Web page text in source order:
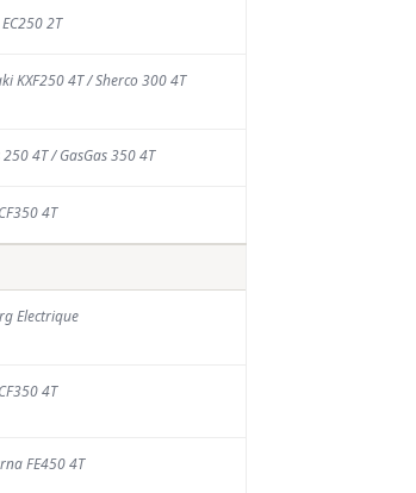
2T
KXF250 4T / Sherco 300 4T
250 4T / GasGas 350 4T
4T
Electrique
4T
FE450 4T
: face à
de
risques